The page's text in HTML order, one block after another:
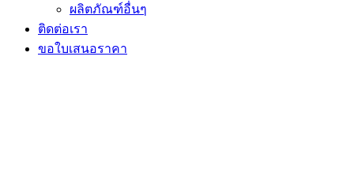
ผลิตภัณฑ์อื่นๆ
ติดต่อเรา
ขอใบเสนอราคา